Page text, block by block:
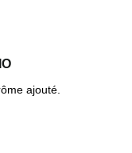
ajouté.